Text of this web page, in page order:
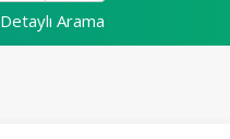
Detaylı Arama